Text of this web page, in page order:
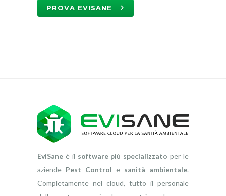
PROVA EVISANE
EviSane è il software più specializzato per le
aziende Pest Control e sanità ambientale.
Completamente nel cloud, tutto il personale